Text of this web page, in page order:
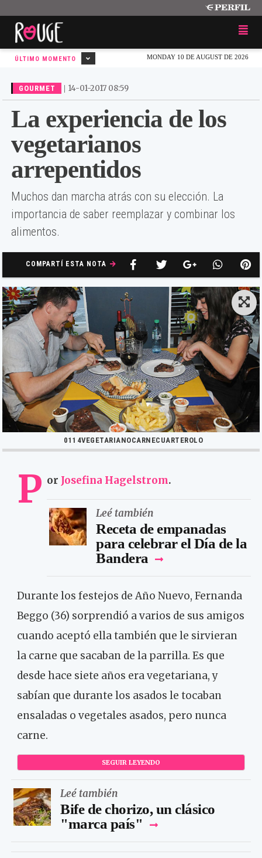
MONDAY 10 DE AUGUST DE 2026
ÚLTIMO MOMENTO
GOURMET | 14-01-2017 08:59
La experiencia de los
vegetarianos
arrepentidos
Muchos dan marcha atrás con su elección. La
importancia de saber reemplazar y combinar los
alimentos.
COMPARTÍ ESTA NOTA
0114VEGETARIANOCARNECUARTEROLO
P or Josefina Hagelstrom.
Leé también
Receta de empanadas
para celebrar el Día de la
Bandera
Durante los festejos de Año Nuevo, Fernanda
Beggo (36) sorprendió a varios de sus amigos
cuando aceptó ella también que le sirvieran
la carne que sacaban de la parrilla. Es que
desde hace siete años era vegetariana, y
sabían que durante los asados le tocaban
ensaladas o vegetales asados, pero nunca
carne.
SEGUIR LEYENDO
Leé también
Bife de chorizo, un clásico
"marca país"